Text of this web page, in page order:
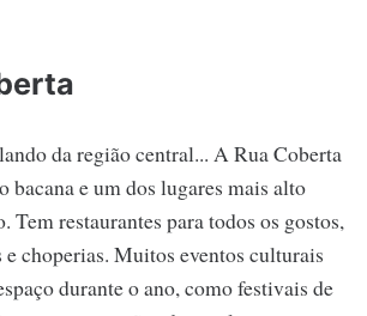
da região central... A Rua Coberta
bacana e um dos lugares mais alto
Tem restaurantes para todos os gostos,
e choperias. Muitos eventos culturais
durante o ano, como festivais de